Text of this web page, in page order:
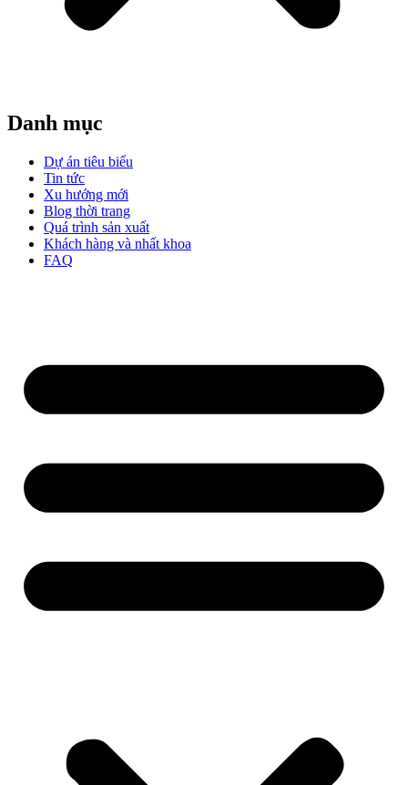
Danh mục
Dự án tiêu biểu
Tin tức
Xu hướng mới
Blog thời trang
Quá trình sản xuất
Khách hàng và nhất khoa
FAQ